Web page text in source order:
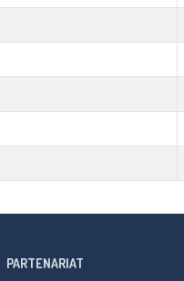
PARTENARIAT